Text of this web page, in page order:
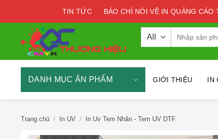
TIN TỨC BÁO CHÍ NÓI VỀ IN QUẢNG
DANH MỤC ẤN PHẨM GIỚI THIỆU IN
Trang chủ / In UV / In Uv Tem Nhãn - Tem UV DTF